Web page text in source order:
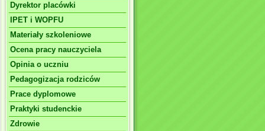
Dyrektor placówki
IPET i WOPFU
Materiały szkoleniowe
Ocena pracy nauczyciela
Opinia o uczniu
Pedagogizacja rodziców
Prace dyplomowe
Praktyki studenckie
Zdrowie